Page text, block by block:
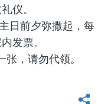
仪。
日前夕弥撒起，每
发票。
，请勿代领。